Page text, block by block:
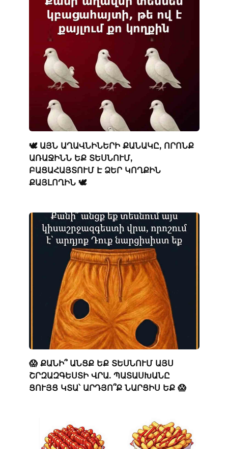
🕊️ ԱՅՆ ԱՂԱՎՆԻՆԵՐԻ ՔԱՆԱԿԸ, ՈՐՈՆՔ
ԱՌԱՋԻՆՆ ԵՔ ՏԵՍՆՈՒՄ,
ԲԱՑԱՀԱՅՏՈՒՄ Է ՁԵՐ ԿՈՂՔԻՆ
ՔԱՅԼՈՂԻՆ 🕊️
😱 ՔԱՆԻ՞ ԱՆՑՔ ԵՔ ՏԵՍՆՈՒՄ ԱՅՍ
ՇՐԶԱԶԳԵՍՏԻ ՎՐԱ. ՊԱՏԱՍԽԱՆԸ
ՑՈՒՅՑ ԿՏԱ՝ ԱՐԴՅՈ՞Ք ՆԱՐՑԻՍ ԵՔ 😱